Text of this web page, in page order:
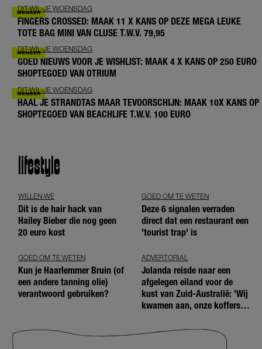
DIT-WIL-JE WOENSDAG
FINGERS CROSSED: MAAK 11 X KANS OP DEZE MEGA LEUKE
TOTE BAG MINI VAN CLUSE T.W.V. 79,95
DIT-WIL-JE WOENSDAG
GOED NIEUWS VOOR JE WISHLIST: MAAK 4 X KANS OP 250 EURO
SHOPTEGOED VAN OTRIUM
DIT-WIL-JE WOENSDAG
HAAL JE STRANDTAS MAAR TEVOORSCHIJN: MAAK 10X KANS OP
SHOPTEGOED VAN BEACHLIFE T.W.V. 100 EURO
lifestyle
WILLEN WE
Dít is de hair hack van
Hailey Bieber die nog geen
20 euro kost
GOED OM TE WETEN
Deze 6 signalen verraden
direct dat een restaurant een
'tourist trap' is
GOED OM TE WETEN
Kun je Haarlemmer Bruin (of
een andere tanning olie)
verantwoord gebruiken?
ADVERTORIAL
Jolanda reisde naar een
afgelegen eiland voor de
kust van Zuid-Australië: 'Wij
kwamen aan, onze koffers